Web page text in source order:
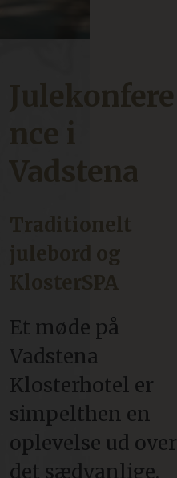
Julekonfere
Vadstena
Traditionelt
julebord og
KlosterSPA
Et møde på
Vadstena
Klosterhotel er
simpelthen en
oplevelse ud over
det sædvanlige.